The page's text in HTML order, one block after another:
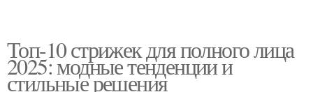
Топ-10 стрижек для полного лица
2025: модные тенденции и
стильные решения